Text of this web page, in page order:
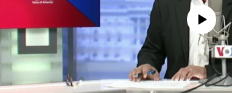
No media source